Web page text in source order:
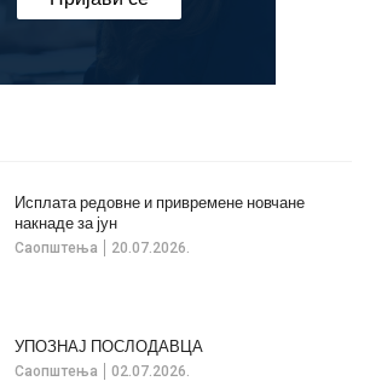
Саопштења 20.07.2026.
Исплата редовне и привремене новчане
накнаде за јун
Саопштења 02.07.2026.
УПОЗНАЈ ПОСЛОДАВЦА